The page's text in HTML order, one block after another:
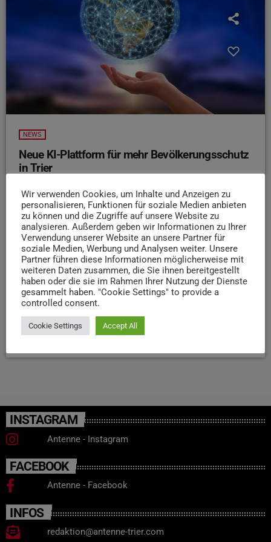
NEWS
Neue KI-Plattform für mehr Bevölkerungsschutz
in Trier
Künstlicher Intelligenz den Bevölkerungsschutz
verbessern soll. Laut der Stadt Trier werden dabei
verschiedene Datenquellen ausgewertet, um Gefahren
frühzeitig zu erkennen. Einsatzkräfte sollen so in
Krisensituationen schneller und gezielter reagieren
können. Trier wird eines von drei bundesweiten
Demonstrationszentren für das Projekt. Die Entwicklung
ist auf zwei Jahre angelegt und wird vollständig vom Bund
9. APRIL 2026
INSTAGRAM
Antenne - Instagram
FACEBOOK
Antenne - Facebook
INFOS
redaktion@antenne-trier.com
Wir verwenden Cookies, um Inhalte und Anzeigen zu
personalisieren, Funktionen für soziale Medien anbieten
zu können und die Zugriffe auf unsere Website zu
analysieren. Außerdem geben wir Informationen zu Ihrer
Verwendung unserer Website an unsere Partner für
soziale Medien, Werbung und Analysen weiter. Unsere
Partner führen diese Informationen möglicherweise mit
weiteren Daten zusammen, die Sie ihnen bereitgestellt
haben oder die sie im Rahmen Ihrer Nutzung der Dienste
gesammelt haben. "Cookie Settings" to provide a
controlled consent.
Cookie Settings Accept All